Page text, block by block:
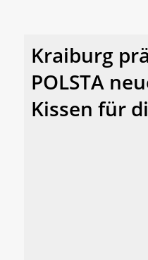
Kraiburg
POLSTA
Kissen für